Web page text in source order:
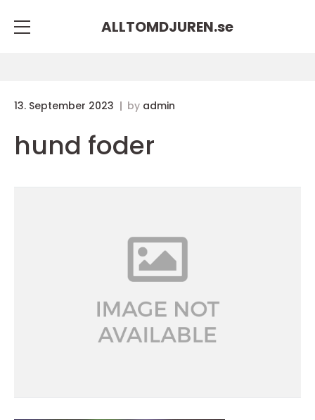
ALLTOMDJUREN.se
13. September 2023 by admin
hund foder